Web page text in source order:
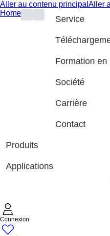
Aller au contenu principal Aller
Home
Service
Formation en
Société
Carrière
Contact
Produits
Applications
Connexion